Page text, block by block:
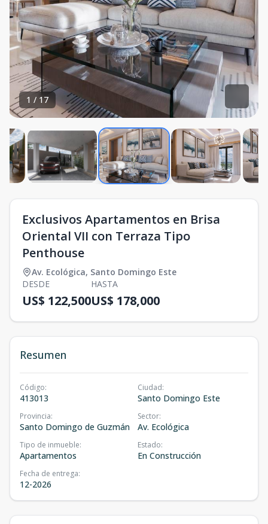
1 / 17
Exclusivos Apartamentos en Brisa
Oriental VII con Terraza Tipo
Penthouse
Av. Ecológica, Santo Domingo Este
DESDE
US$ 122,500
HASTA
US$ 178,000
Resumen
Código:
413013
Ciudad:
Santo Domingo Este
Provincia:
Santo Domingo de Guzmán
Sector:
Av. Ecológica
Tipo de inmueble:
Apartamentos
Estado:
En Construcción
Fecha de entrega:
12-2026